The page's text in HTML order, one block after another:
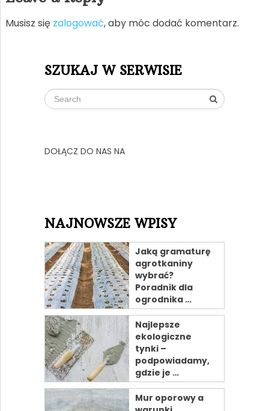
Musisz się zalogować, aby móc dodać komentarz.
SZUKAJ W SERWISIE
DOŁĄCZ DO NAS NA
NAJNOWSZE WPISY
Jaką gramaturę
agrotkaniny
wybrać?
Poradnik dla
ogrodnika …
Najlepsze
ekologiczne
tynki –
podpowiadamy,
gdzie je …
Mur oporowy a